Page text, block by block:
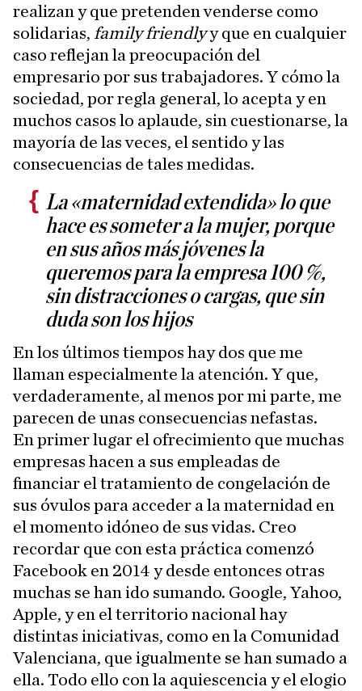
realizan y que pretenden venderse como
solidarias, family friendlyy que en cualquier
caso reflejan la preocupación del
empresario por sus trabajadores. Y cómo la
sociedad, por regla general, lo acepta y en
muchos casos lo aplaude, sin cuestionarse, la
mayoría de las veces, el sentido y las
consecuencias de tales medidas.
La «maternidad extendida» lo que
hace es someter a la mujer, porque
en sus años más jóvenes la
queremos para la empresa 100 %,
sin distracciones o cargas, que sin
duda son los hijos
En los últimos tiempos hay dos que me
llaman especialmente la atención. Y que,
verdaderamente, al menos por mi parte, me
parecen de unas consecuencias nefastas.
En primer lugar el ofrecimiento que muchas
empresas hacen a sus empleadas de
financiar el tratamiento de congelación de
sus óvulos para acceder a la maternidad en
el momento idóneo de sus vidas. Creo
recordar que con esta práctica comenzó
Facebook en 2014 y desde entonces otras
muchas se han ido sumando. Google, Yahoo,
Apple, y en el territorio nacional hay
distintas iniciativas, como en la Comunidad
Valenciana, que igualmente se han sumado a
ella. Todo ello con la aquiescencia y el elogio